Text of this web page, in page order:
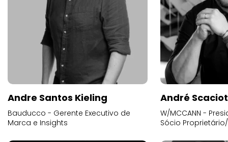
Andre Santos Kieling
Bauducco - Gerente Executivo de
Marca e Insights
André
W/MCCANN -
Sócio